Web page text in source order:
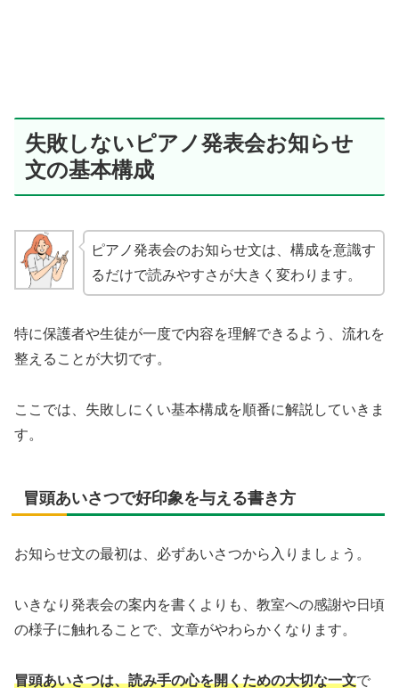
失敗しないピアノ発表会お知らせ
文の基本構成
ピアノ発表会のお知らせ文は、構成を意識す
るだけで読みやすさが大きく変わります。
特に保護者や生徒が一度で内容を理解できるよう、流れを
整えることが大切です。
ここでは、失敗しにくい基本構成を順番に解説していきま
す。
冒頭あいさつで好印象を与える書き方
お知らせ文の最初は、必ずあいさつから入りましょう。
いきなり発表会の案内を書くよりも、教室への感謝や日頃
の様子に触れることで、文章がやわらかくなります。
冒頭あいさつは、読み手の心を開くための大切な一文で